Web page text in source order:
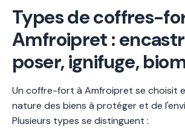
Types de coffres-
Amfroipret :
poser, ignifuge,
Un coffre-fort à Amfroipret se choisit
nature des biens à protéger et de
Plusieurs types se distinguent :